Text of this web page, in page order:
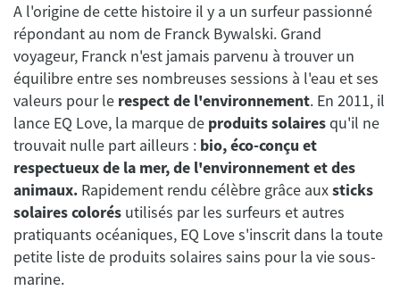
A l'origine de cette histoire il y a un surfeur passionné
répondant au nom de Franck Bywalski. Grand
voyageur, Franck n'est jamais parvenu à trouver un
équilibre entre ses nombreuses sessions à l'eau et ses
valeurs pour le respect de l'environnement. En 2011, il
lance EQ Love, la marque de produits solairesqu'il ne
trouvait nulle part ailleurs : bio, éco-conçu et
respectueux de la mer, de l'environnement et des
animaux. Rapidement rendu célèbre grâce auxsticks
solaires colorés utilisés par les surfeurs et autres
pratiquants océaniques, EQ Love s'inscrit dans la toute
petite liste de produits solaires sains pour la vie sous-
marine.